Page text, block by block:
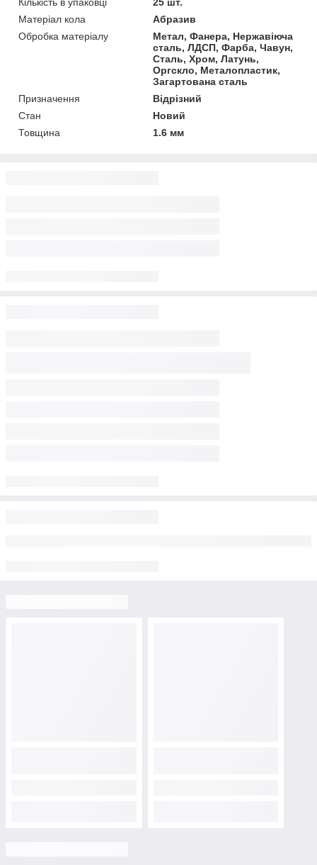
Матеріал кола
Абразив
Обробка матеріалу
Метал, Фанера, Нержавіюча
сталь, ЛДСП, Фарба, Чавун,
Сталь, Хром, Латунь,
Оргскло, Металопластик,
Загартована сталь
Призначення
Відрізний
Стан
Новий
Товщина
1.6 мм